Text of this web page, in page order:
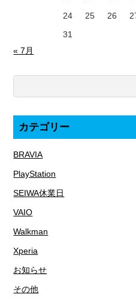
24
25 26
31
« 7月
カテゴリー
BRAVIA
PlayStation
SEIWA休業日
VAIO
Walkman
Xperia
お知らせ
その他